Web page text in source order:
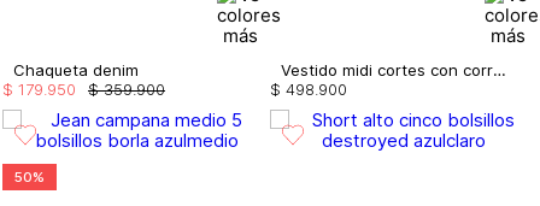
Chaqueta denim
$ 359.900
$ 179.950
Vestido midi cortes con correa
$ 498.900
50%